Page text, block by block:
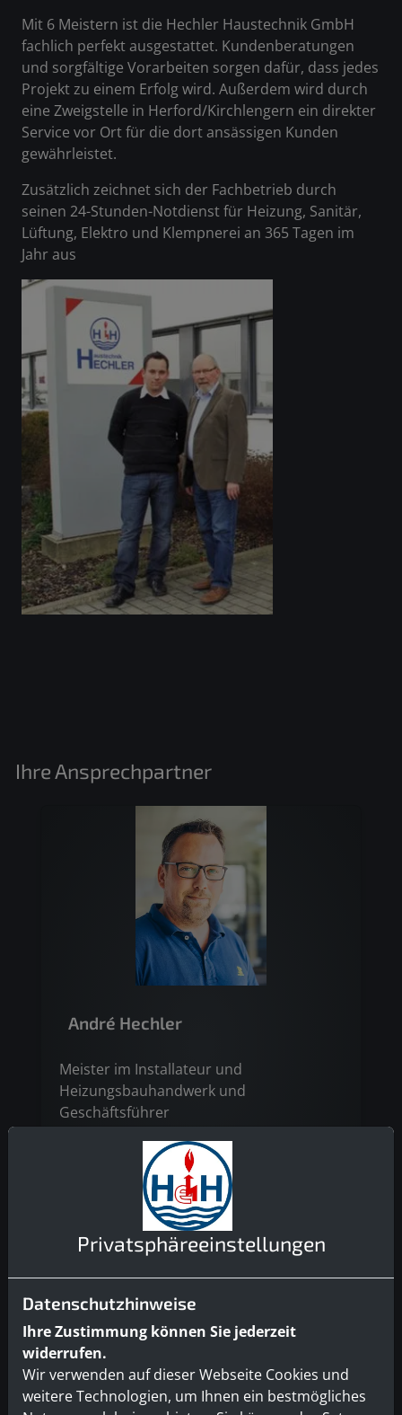
Mit 6 Meistern ist die Hechler Haustechnik GmbH
fachlich perfekt ausgestattet. Kundenberatungen
und sorgfältige Vorarbeiten sorgen dafür, dass jedes
Projekt zu einem Erfolg wird. Außerdem wird durch
eine Zweigstelle in Herford/Kirchlengern ein direkter
Service vor Ort für die dort ansässigen Kunden
gewährleistet.
Zusätzlich zeichnet sich der Fachbetrieb durch
seinen 24-Stunden-Notdienst für Heizung, Sanitär,
Lüftung, Elektro und Klempnerei an 365 Tagen im
Jahr aus
Ihre Ansprechpartner
André Hechler
Meister im Installateur und
Heizungsbauhandwerk und
Geschäftsführer
Phone: +49 521 136400
info@hechler-haustechnik.de
Privatsphäre­einstellungen
Datenschutzhinweise
Ihre Zustimmung können Sie jederzeit
widerrufen.
Wir verwenden auf dieser Webseite Cookies und
weitere Technologien, um Ihnen ein bestmögliches